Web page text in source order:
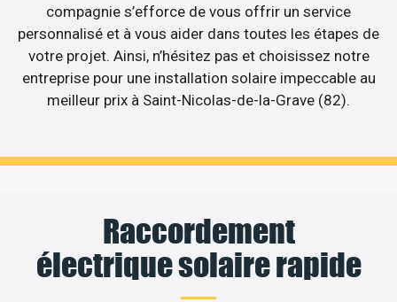
compagnie s’efforce de vous offrir un service
personnalisé et à vous aider dans toutes les étapes de
votre projet. Ainsi, n’hésitez pas et choisissez notre
entreprise pour une installation solaire impeccable au
meilleur prix à Saint-Nicolas-de-la-Grave (82).
Raccordement
électrique solaire rapide